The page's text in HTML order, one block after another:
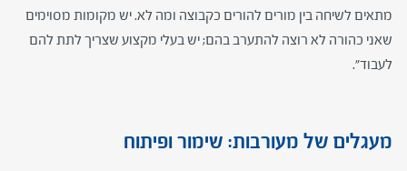
מתאים לשיחה בין מורים להורים כקבוצה ומה לא. יש מקומות מסוימים
שאני כהורה לא רוצה להתערב בהם; יש בעלי מקצוע שצריך לתת להם
לעבוד".
מעגלים של מעורבות: שימור ופיתוח